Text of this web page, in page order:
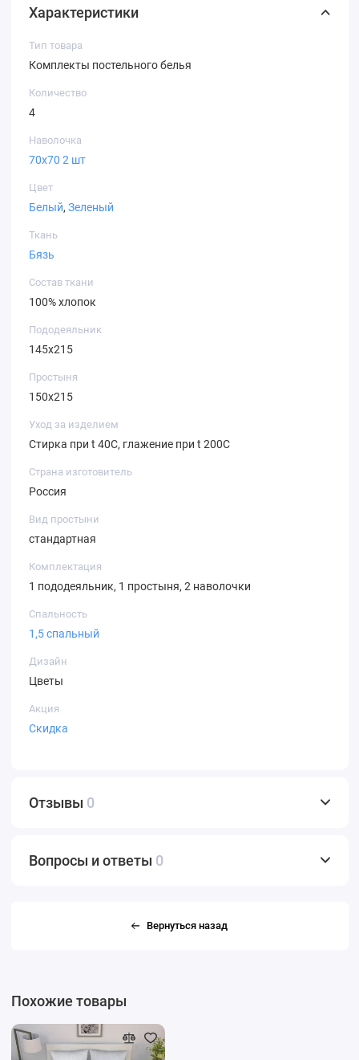
Характеристики
Тип товара
Комплекты постельного белья
Количество
4
Наволочка
70х70 2 шт
Цвет
Белый, Зеленый
Ткань
Бязь
Состав ткани
100% хлопок
Пододеяльник
145х215
Простыня
150х215
Уход за изделием
Стирка при t 40С, глажение при t 200С
Страна изготовитель
Россия
Вид простыни
стандартная
Комплектация
1 пододеяльник, 1 простыня, 2 наволочки
Спальность
1,5 спальный
Дизайн
Цветы
Акция
Скидка
Отзывы 0
Вопросы и ответы 0
Вернуться назад
Похожие товары